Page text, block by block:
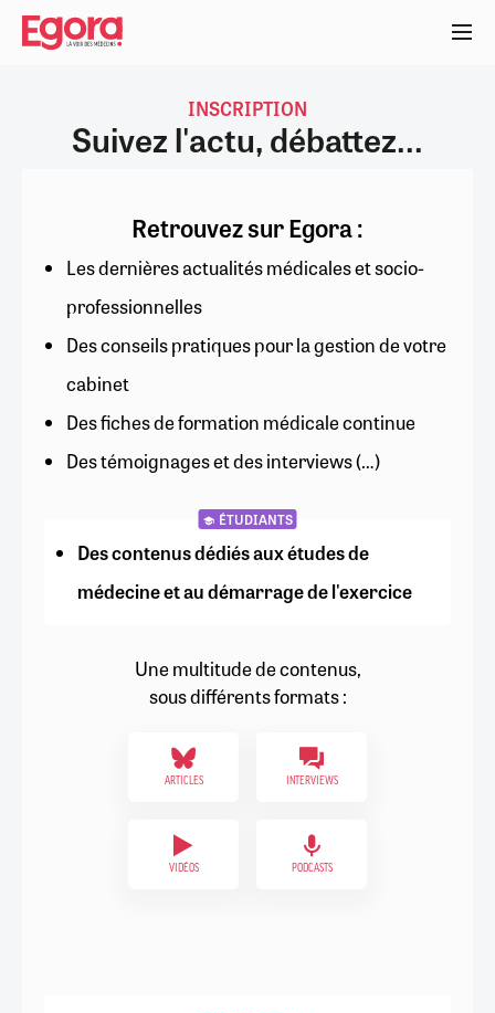
Aller
contenu
INSCRIPTION
Suivez l'actu, débattez...
Retrouvez sur Egora :
Les dernières actualités médicales et socio-
professionnelles
Des conseils pratiques pour la gestion de votre
cabinet
Des fiches de formation médicale continue
Des témoignages et des interviews (…)
ÉTUDIANTS
Des contenus dédiés aux études de
médecine et au démarrage de l'exercice
Une multitude de contenus,
sous différents formats :
ARTICLES INTERVIEWS
VIDÉOS PODCASTS